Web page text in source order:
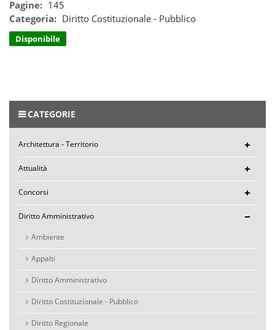
Pagine: 145
Categoria: Diritto Costituzionale - Pubblico
Disponibile
CATEGORIE
Architettura - Territorio
Attualità
Concorsi
Diritto Amministrativo
Ambiente
Appalti
Diritto Amministrativo
Diritto Costituzionale - Pubblico
Diritto Regionale